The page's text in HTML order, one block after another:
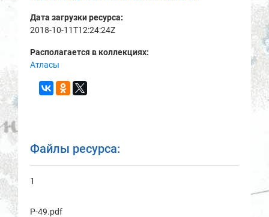
Дата загрузки ресурса:
2018-10-11T12:24:24Z
Располагается в коллекциях:
Атласы
Файлы ресурса:
1
Р-49.pdf